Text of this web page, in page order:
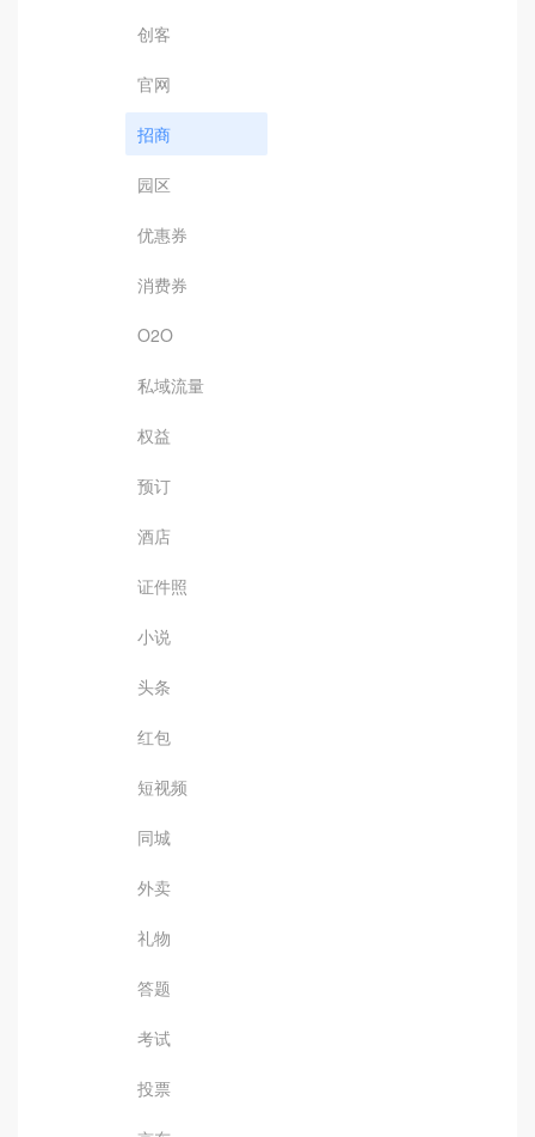
创客
官网
招商
园区
优惠券
消费券
O2O
私域流量
权益
预订
酒店
证件照
小说
头条
红包
短视频
同城
外卖
礼物
答题
考试
投票